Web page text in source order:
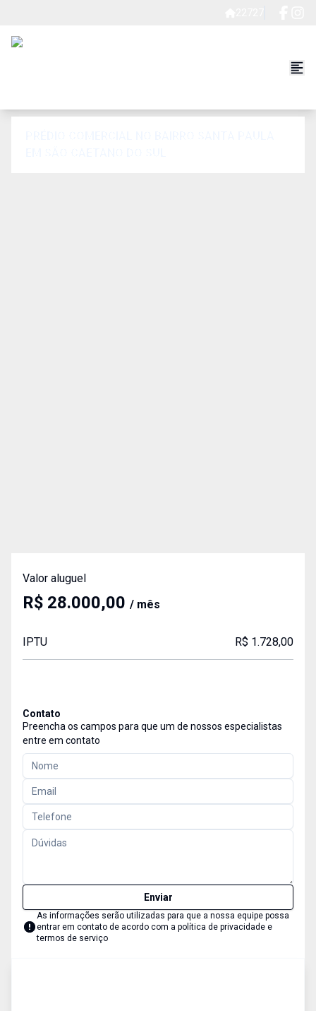
Valor aluguel
R$ 28.000,00 / mês
IPTU R$ 1.728,00
Contato
Preencha os campos para que um de nossos especialistas
entre em contato
Enviar
As informações serão utilizadas para que a nossa equipe possa
entrar em contato de acordo com a política de privacidade e
termos de serviço